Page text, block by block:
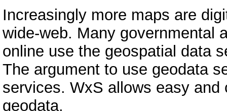
Increasingly more maps are
wide-web. Many governmental
online use the geospatial data
The argument to use geodata
services. WxS allows easy
geodata.